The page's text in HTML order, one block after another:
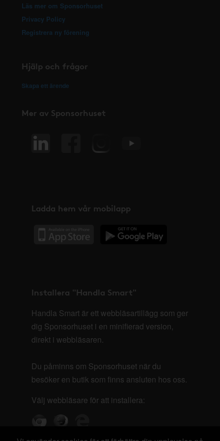
Läs mer om Sponsorhuset
Privacy Policy
Registrera ny förening
Hjälp och frågor
Skapa ett ärende
Mer av Sponsorhuset
Ladda hem vår mobilapp
Installera "Handla Smart"
Handla Smart är ett webbläsartillägg som ger
dig Sponsorhuset i en minifierad version,
direkt i webbläsaren.
Du påminns om Sponsorhuset när du
besöker en butik som finns ansluten hos oss.
Välj webbläsare för att installera: